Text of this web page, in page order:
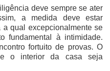
deve sempre se ater
a medida deve estar
qual excepcionalmente se
fundamental à intimidade.
fortuito de provas. O
o interior da casa seja